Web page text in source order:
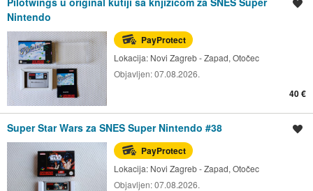
Nintendo
PayProtect
Lokacija: Novi Zagreb - Zapad, Otočec
Objavljen:07.08.2026.
40 €
Super Star Wars za SNES Super Nintendo #38
PayProtect
Lokacija: Novi Zagreb - Zapad, Otočec
Objavljen:07.08.2026.